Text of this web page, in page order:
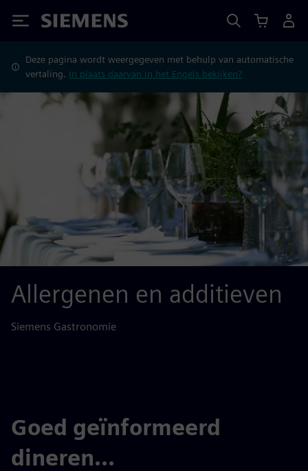
Siemens
Deze pagina wordt weergegeven met behulp van automatische
vertaling. In plaats daarvan in het Engels bekijken?
Allergenen en additieven
Siemens Gastronomie
Goed geïnformeerd
dineren...